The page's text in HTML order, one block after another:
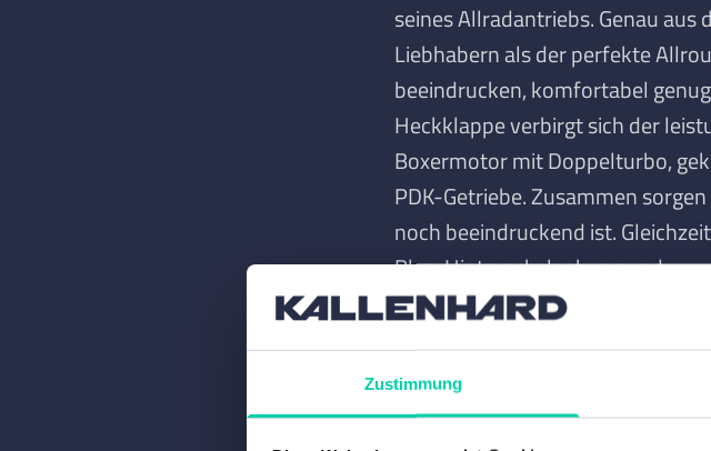
Zustimmung
seines Allradantriebs. Genau aus
Liebhabern als der perfekte
beeindrucken, komfortabel
Heckklappe verbirgt sich der
Boxermotor mit Doppelturbo,
PDK-Getriebe. Zusammen
noch beeindruckend ist.
Plus, Hinterachslenkung und
bemerkenswert leicht
Dieses Exemplar ist zudem
fach verstellbaren Sportsitzen,